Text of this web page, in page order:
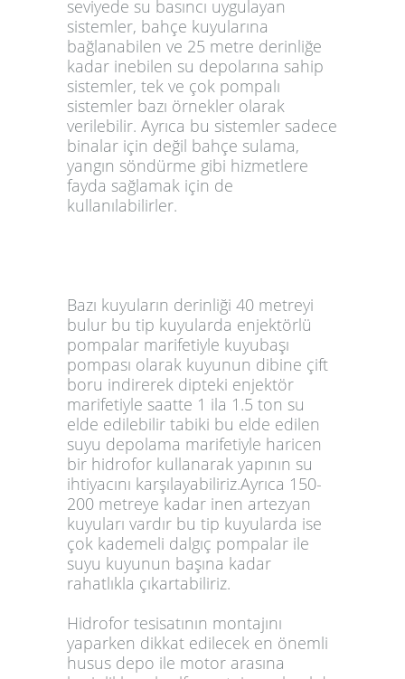
seviyede su basıncı uygulayan
sistemler, bahçe kuyularına
bağlanabilen ve 25 metre derinliğe
kadar inebilen su depolarına sahip
sistemler, tek ve çok pompalı
sistemler bazı örnekler olarak
verilebilir. Ayrıca bu sistemler sadece
binalar için değil bahçe sulama,
yangın söndürme gibi hizmetlere
fayda sağlamak için de
kullanılabilirler.
Bazı kuyuların derinliği 40 metreyi
bulur bu tip kuyularda enjektörlü
pompalar marifetiyle kuyubaşı
pompası olarak kuyunun dibine çift
boru indirerek dipteki enjektör
marifetiyle saatte 1 ila 1.5 ton su
elde edilebilir tabiki bu elde edilen
suyu depolama marifetiyle haricen
bir hidrofor kullanarak yapının su
ihtiyacını karşılayabiliriz.Ayrıca 150-
200 metreye kadar inen artezyan
kuyuları vardır bu tip kuyularda ise
çok kademeli dalgıç pompalar ile
suyu kuyunun başına kadar
rahatlıkla çıkartabiliriz.
Hidrofor tesisatının montajını
yaparken dikkat edilecek en önemli
husus depo ile motor arasına